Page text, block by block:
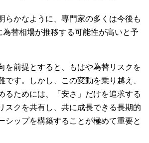
らかなように、専門家の多くは今後も
為替相場が推移する可能性が高いと予
を前提とすると、もはや為替リスクを
です。しかし、この変動を乗り越え、
るためには、「安さ」だけを追求する
スクを共有し、共に成長できる長期的
シップを構築することが極めて重要と